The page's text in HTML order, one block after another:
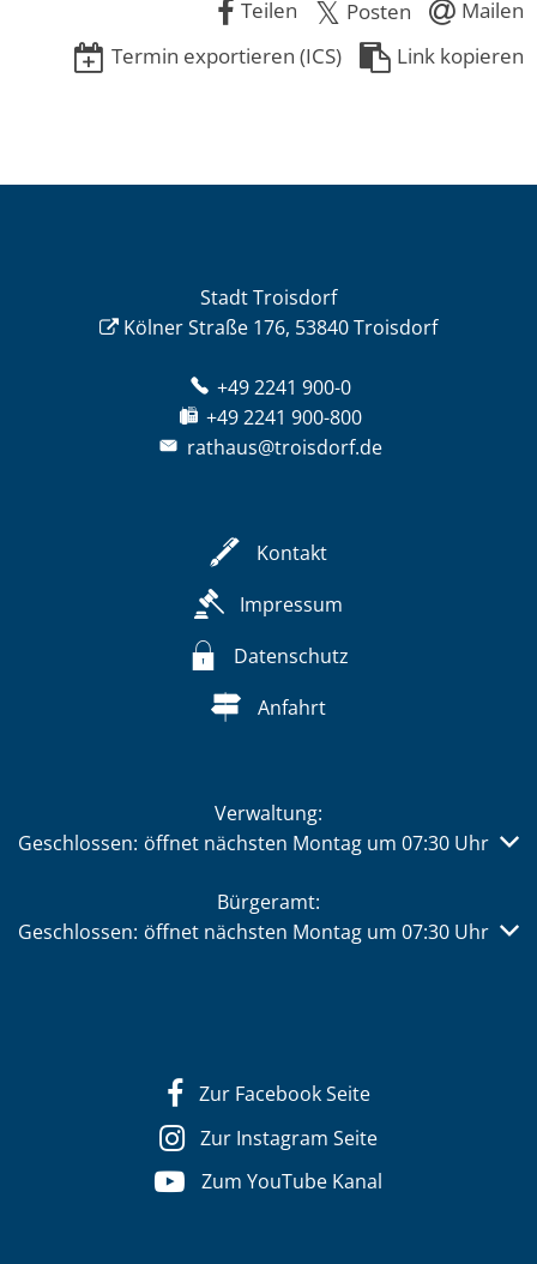
Teilen
Posten
Mailen
Termin exportieren (ICS)
Link kopieren
Stadt Troisdorf
Kölner Straße 176, 53840 Troisdorf
+49 2241 900-0
+49 2241 900-800
rathaus@troisdorf.de
Kontakt
Impressum
Datenschutz
Anfahrt
Verwaltung:
Klicken, um weitere Öffnungs- oder Schließzeiten
Geschlossen: öffnet nächsten Montag um 07:30 Uhr
Bürgeramt:
Klicken, um weitere Öffnungs- oder Schließzeiten
Geschlossen: öffnet nächsten Montag um 07:30 Uhr
Zur Facebook Seite
Zur Instagram Seite
Zum YouTube Kanal